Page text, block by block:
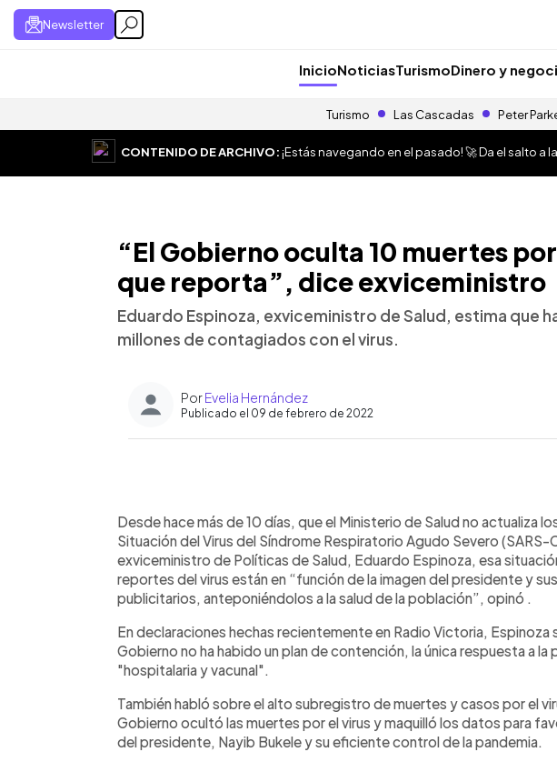
Newsletter
InicioNoticiasTurismoDinero y
Turismo Las Cascadas Peter
CONTENIDO DE ARCHIVO:¡Estás navegando en el pasado! 🚀 Da el salto a
“El Gobierno oculta 10 muertes
que reporta”, dice exviceministro
Eduardo Espinoza, exviceministro de Salud, estima que
millones de contagiados con el virus.
PorEvelia Hernández
Publicado el 09 de febrero de 2022
Escuchar artículo
Desde hace más de 10 días, que el Ministerio de Salud no actualiza
Situación del Virus del Síndrome Respiratorio Agudo Severo (SARS-
exviceministro de Políticas de Salud, Eduardo Espinoza, esa
reportes del virus están en “función de la imagen del presidente y
publicitarios, anteponiéndolos a la salud de la población”, opinó .
En declaraciones hechas recientemente en Radio Victoria, Espinoza
Gobierno no ha habido un plan de contención, la única respuesta a la
"hospitalaria y vacunal".
También habló sobre el alto subregistro de muertes y casos por el
Gobierno ocultó las muertes por el virus y maquilló los datos para
del presidente, Nayib Bukele y su eficiente control de la pandemia.